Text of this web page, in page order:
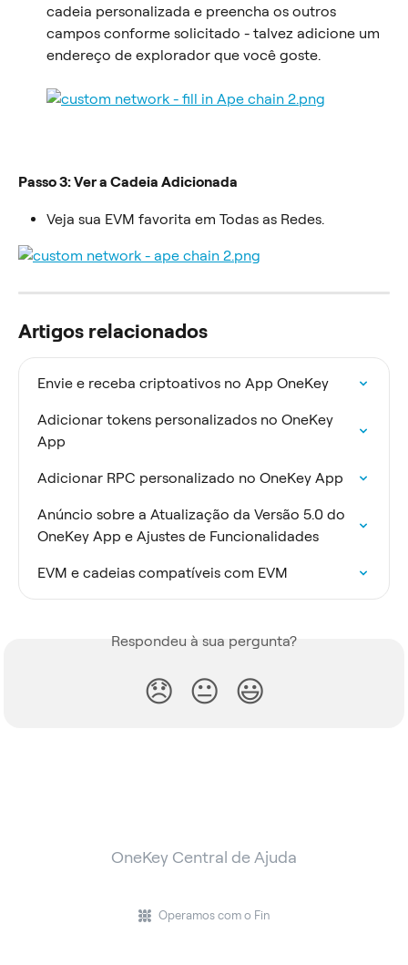
cadeia personalizada e preencha os outros
campos conforme solicitado - talvez adicione um
endereço de explorador que você goste.
Passo 3: Ver a Cadeia Adicionada
Veja sua EVM favorita em Todas as Redes.
Artigos relacionados
Envie e receba criptoativos no App OneKey
Adicionar tokens personalizados no OneKey
App
Adicionar RPC personalizado no OneKey App
Anúncio sobre a Atualização da Versão 5.0 do
OneKey App e Ajustes de Funcionalidades
EVM e cadeias compatíveis com EVM
Respondeu à sua pergunta?
😞 😐 😃
OneKey Central de Ajuda
Operamos com o Fin